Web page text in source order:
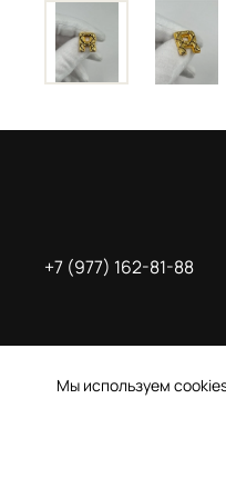
+7 (977) 162-81-88
Мы используем